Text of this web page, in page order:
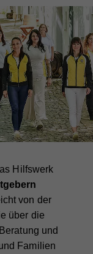
Hilfswerk
von der
über die
und
Familien